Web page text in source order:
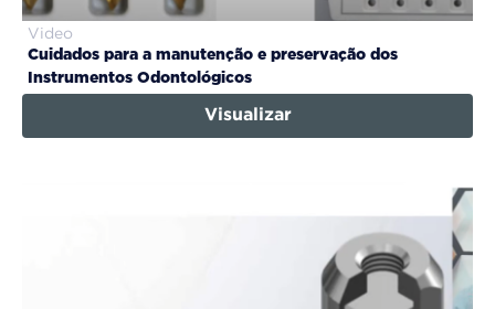
Video
Cuidados para a manutenção e preservação dos
Instrumentos Odontológicos
Visualizar